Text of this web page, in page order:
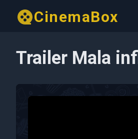
CinemaBox
Trailer Mala